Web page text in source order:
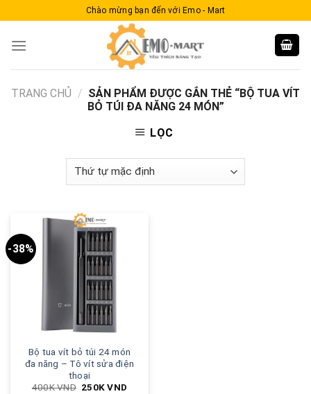
to
Chào mừng bạn đến với Emo - Mart
TRANG CHỦ / SẢN PHẨM ĐƯỢC GẮN THẺ “BỘ TUA VÍT
BỎ TÚI ĐA NĂNG 24 MÓN”
LỌC
-38%
Bộ tua vít bỏ túi 24 món
đa năng – Tô vít sửa điện
thoại
400KVND 250KVND